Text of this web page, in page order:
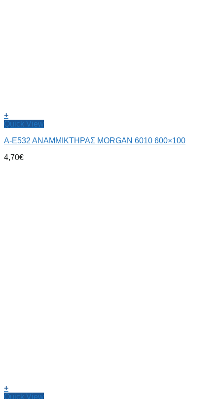
+
Quick View
Α-Ε532 ΑΝΑΜΜΙΚΤΗΡΑΣ MORGAN 6010 600×100
4,70€
+
Quick View